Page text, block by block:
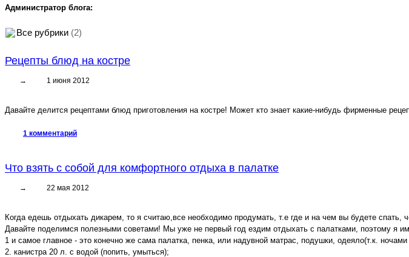
Администратор блога:
Все рубрики (2)
Рецепты блюд на костре
→ 1 июня 2012
Давайте делится рецептами блюд приготовления на костре! Может кто знает какие-нибудь фирменные
1 комментарий
Что взять с собой для комфортного отдыха в палатке
→ 22 мая 2012
Когда едешь отдыхать дикарем, то я считаю,все необходимо продумать, т.е где и на чем вы будете спать,
Давайте поделимся полезными советами! Мы уже не первый год ездим отдыхать с палатками, поэтому я
1 и самое главное - это конечно же сама палатка, пенка, или надувной матрас, подушки, одеяло(т.к.
2. канистра 20 л. с водой (попить, умыться);